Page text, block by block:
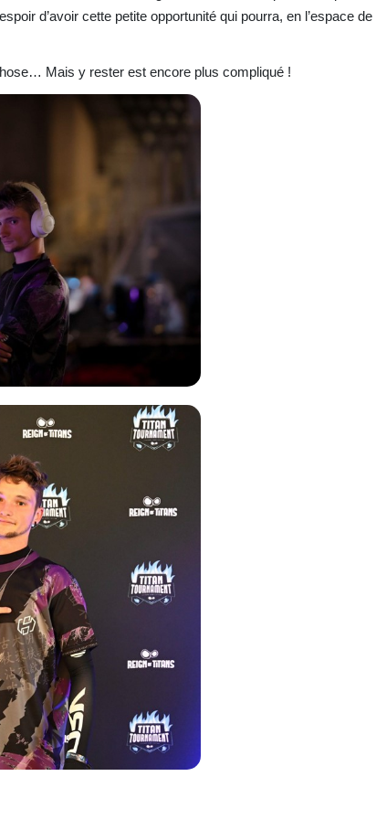
d’avoir cette petite opportunité qui pourra, en l’espace de
Mais y rester est encore plus compliqué !